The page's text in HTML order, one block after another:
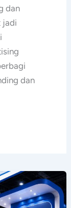
dan
jadi
dan